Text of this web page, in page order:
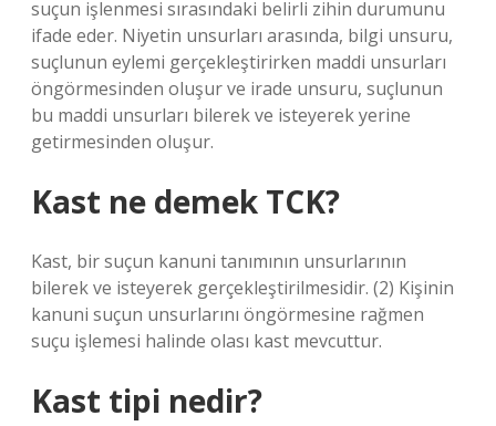
suçun işlenmesi sırasındaki belirli zihin durumunu
ifade eder. Niyetin unsurları arasında, bilgi unsuru,
suçlunun eylemi gerçekleştirirken maddi unsurları
öngörmesinden oluşur ve irade unsuru, suçlunun
bu maddi unsurları bilerek ve isteyerek yerine
getirmesinden oluşur.
Kast ne demek TCK?
Kast, bir suçun kanuni tanımının unsurlarının
bilerek ve isteyerek gerçekleştirilmesidir. (2) Kişinin
kanuni suçun unsurlarını öngörmesine rağmen
suçu işlemesi halinde olası kast mevcuttur.
Kast tipi nedir?